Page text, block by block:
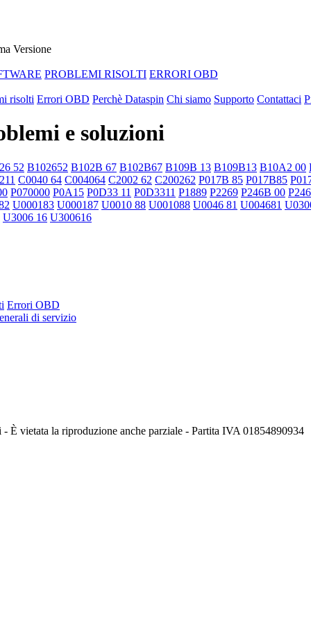
Versione
PROBLEMI RISOLTI ERRORI OBD
risolti Errori OBD Perchè Dataspin Chi siamo Supporto Contattaci
e soluzioni
52 B102652 B102B 67 B102B67 B109B 13 B109B13 B10A2 00
C0040 64 C004064 C2002 62 C200262 P017B 85 P017B85
P070000 P0A15 P0D33 11 P0D3311 P1889 P2269 P246B 00
U000183 U000187 U0010 88 U001088 U0046 81 U004681
U3006 16 U300616
Errori OBD
di servizio
vietata la riproduzione anche parziale - Partita IVA 01854890934